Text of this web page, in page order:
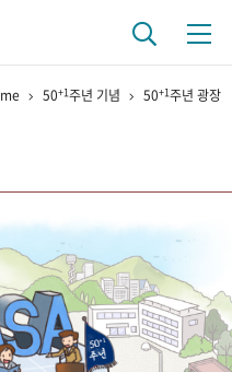
사
연구자들
50+1주년 기념 50+1주년 광장